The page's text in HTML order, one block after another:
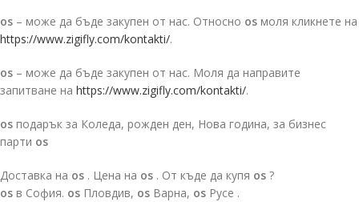
os – може да бъде закупен от нас. Относно os моля кликнете на
https://www.zigifly.com/kontakti/.
os – може да бъде закупен от нас. Моля да направите
запитване на https://www.zigifly.com/kontakti/.
os подарък за Коледа, рожден ден, Нова година, за бизнес
парти os
Доставка на os . Цена на os . От къде да купя os ?
os в София. os Пловдив, os Варна, os Русе .